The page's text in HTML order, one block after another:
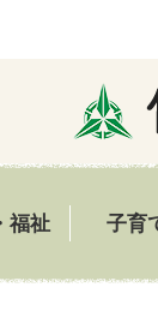
福祉 子育